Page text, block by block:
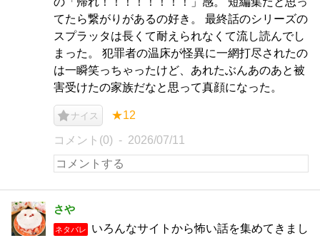
てたら繋がりがあるの好き。 最終話のシリーズの
スプラッタは長くて耐えられなくて流し読んでし
まった。 犯罪者の温床が怪異に一網打尽されたの
は一瞬笑っちゃったけど、あれたぶんあのあと被
害受けたの家族だなと思って真顔になった。
ナイス ★12
コメント(0) 2026/07/11
さや
ネタバレ いろんなサイトから怖い話を集めてきまし